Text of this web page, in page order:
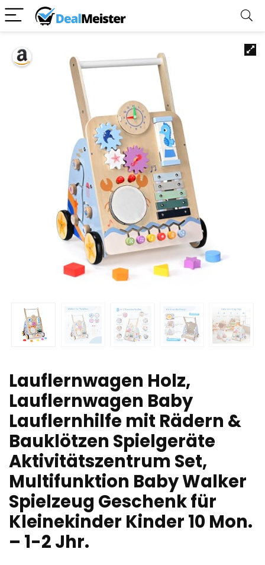
Lauflernwagen Holz,
Lauflernwagen Baby
Lauflernhilfe mit Rädern &
Bauklötzen Spielgeräte
Aktivitätszentrum Set,
Multifunktion Baby Walker
Spielzeug Geschenk für
Kleinekinder Kinder 10 Mon.
– 1-2 Jhr.